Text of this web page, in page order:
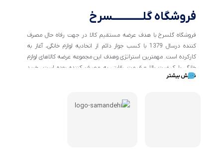
فروشگاه گلــــــــــــسرخ
فروشگاه گلسرخ با هدف عرضه مستقیم کالا در جهت رفاه حال مصرف
کننده درسال 1379 با کسب جواز دائم از اتحادیه لوازم خانگی، آغاز به
کارکرده است. مهمترین استراتژی وهدف این مجموعه عرضه کالاهای لوازم
خانگی با کیفیت بالا و قیمت رقابتی به مصرف کننده بوده است. خرید
کالاهای خانگی و تهیه جهیزیه دراین فروشگاه آسان ومطمئن صورت می
فروشگاه اینترنتی گلسرخ به خدمت رسانی گسترده تر و با شرایط بهتر
نمایش بیشتر